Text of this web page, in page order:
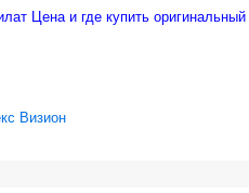
Цена и где купить оригинальный
Визион